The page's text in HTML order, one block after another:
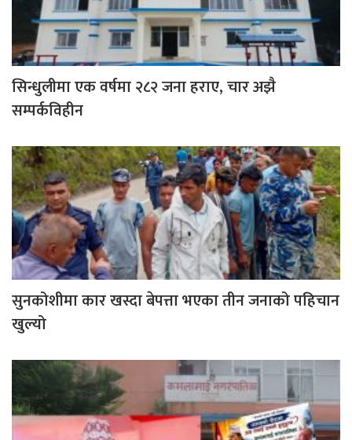
सिन्धुलीमा एक वर्षमा २८२ जना हराए, चार अझै
सम्पर्कविहीन
सुनकोशीमा कार खस्दा बेपत्ता भएका तीन जनाको पहिचान
खुल्यो